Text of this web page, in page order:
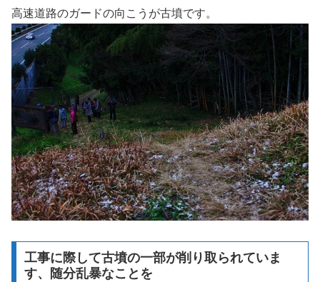
高速道路のガードの向こうが古墳です。
工事に際して古墳の一部が削り取られていま
す、随分乱暴なことを